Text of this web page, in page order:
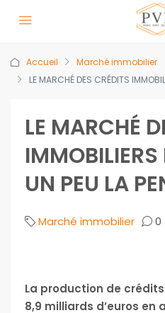
Accueil
Marché immobilier
LE MARCHÉ DES CRÉDITS
LE MARCHÉ
IMMOBILIERS
UN PEU LA
Marché immobilier 0
La production de
8,9 milliards d’euros en